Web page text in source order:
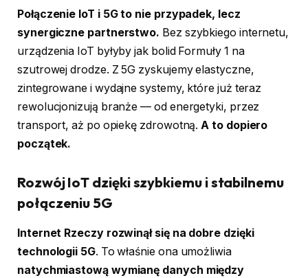
Połączenie IoT i 5G to nie przypadek, lecz
synergiczne partnerstwo. Bez szybkiego internetu,
urządzenia IoT byłyby jak bolid Formuły 1 na
szutrowej drodze. Z 5G zyskujemy elastyczne,
zintegrowane i wydajne systemy, które już teraz
rewolucjonizują branże — od energetyki, przez
transport, aż po opiekę zdrowotną.A to dopiero
początek.
Rozwój IoT dzięki szybkiemu i stabilnemu
połączeniu 5G
Internet Rzeczy rozwinął się na dobre dzięki
technologii 5G. To właśnie ona umożliwia
natychmiastową wymianę danych między